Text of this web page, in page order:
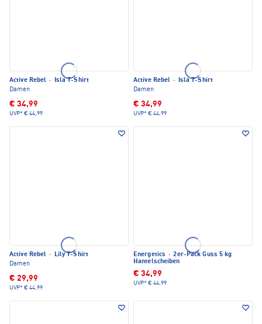
Active Rebel ·
Isla T-Shirt
Damen
€ 34,99
UVP* € 44,99
Active Rebel ·
Isla T-Shirt
Damen
€ 34,99
UVP* € 44,99
Active Rebel ·
Lily T-Shirt
Damen
€ 29,99
UVP* € 44,99
Energetics · 2er-Pack Guss 5 kg
Hantelscheiben
€ 34,99
UVP* € 44,99